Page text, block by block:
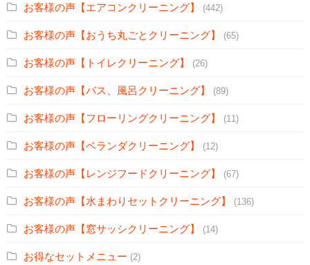
お客様の声【エアコンクリーニング】 (442)
お客様の声【おうち丸ごとクリーニング】 (65)
お客様の声【トイレクリーニング】 (26)
お客様の声【バス、風呂クリーニング】 (89)
お客様の声【フローリングクリーニング】 (11)
お客様の声【ベランダクリーニング】 (12)
お客様の声【レンジフードクリーニング】 (67)
お客様の声【水まわりセットクリーニング】 (136)
お客様の声【窓サッシクリーニング】 (14)
お得なセットメニュー (2)